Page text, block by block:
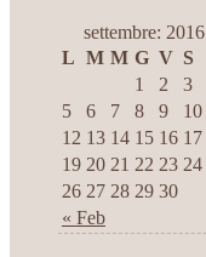
settembre: 2016
L M M G V S
« Feb
1 2 3
5
6 7 8 9 10
12 13 14 15 16 17
19 20 21 22 23 24
26 27 28 29 30